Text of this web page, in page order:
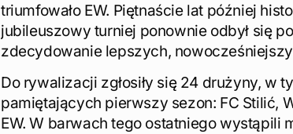
triumfowało EW. Piętnaście lat później
jubileuszowy turniej ponownie odbył się
zdecydowanie lepszych,
Do rywalizacji zgłosiły się 24 drużyny, w
pamiętających pierwszy sezon: FC Stilić,
EW. W barwach tego ostatniego wystąpili